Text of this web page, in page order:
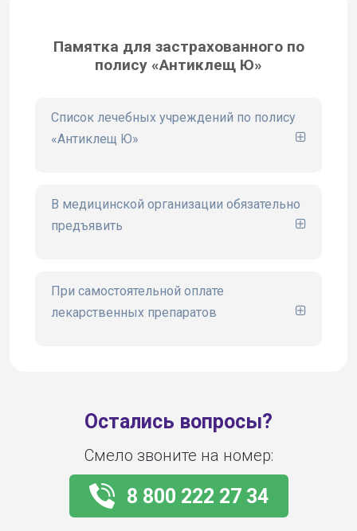
Памятка для застрахованного по
полису «Антиклещ Ю»
Список лечебных учреждений по полису
«Антиклещ Ю»
В медицинской организации обязательно
предъявить
При самостоятельной оплате
лекарственных препаратов
Остались вопросы?
Смело звоните на номер:
8 800 222 27 34